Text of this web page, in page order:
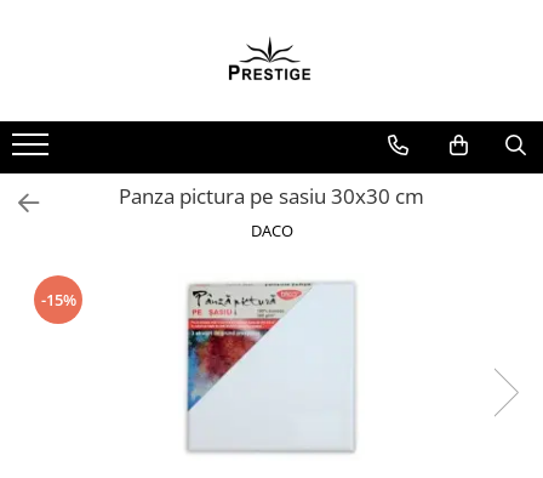
Noutati
Promotii
Pachete Speciale Carti
Arte Divinatorii
Astrologie
Dezvoltare Spirituala
Panza pictura pe sasiu 30x30 cm
DACO
-15%